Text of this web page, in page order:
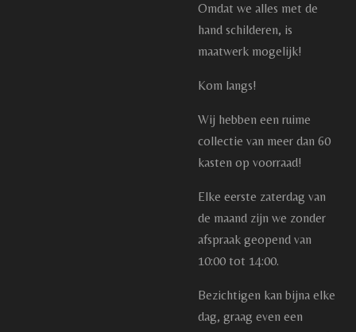
Omdat we alles met de
hand schilderen, is
maatwerk mogelijk!
Kom langs!
Wij hebben een ruime
collectie van meer dan 60
kasten op voorraad!
Elke eerste zaterdag van
de maand zijn we zonder
afspraak geopend van
10:00 tot 14:00.
Bezichtigen kan bijna elke
dag, graag even een